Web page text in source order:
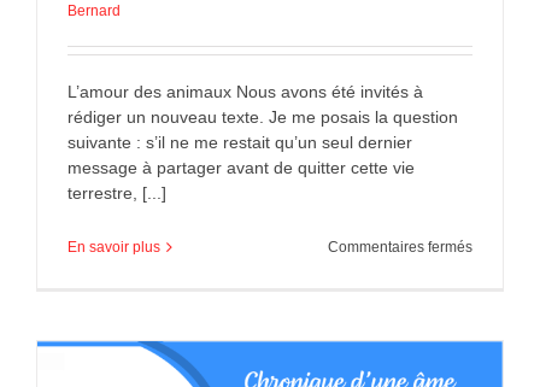
Bernard
L’amour des animaux Nous avons été invités à
rédiger un nouveau texte. Je me posais la question
suivante : s’il ne me restait qu’un seul dernier
message à partager avant de quitter cette vie
terrestre, [...]
En savoir plus Commentaires ferméssur